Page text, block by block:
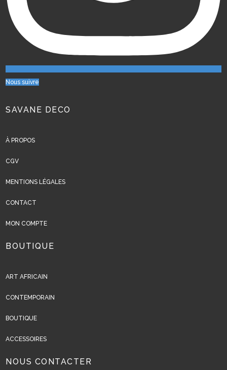
Nous suivre
SAVANE DECO
À PROPOS
CGV
MENTIONS LÉGALES
CONTACT
MON COMPTE
BOUTIQUE
ART AFRICAIN
CONTEMPORAIN
BOUTIQUE
ACCESSOIRES
NOUS CONTACTER